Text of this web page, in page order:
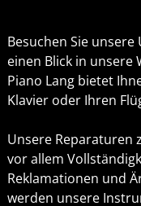
Besuchen Sie
einen Blick in unsere
Piano Lang bietet
Klavier oder Ihren
Unsere Reparaturen
vor allem
Reklamationen und
werden unsere